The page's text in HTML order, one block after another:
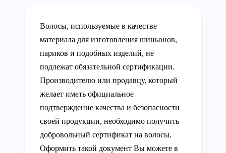
Волосы, используемые в качестве
материала для изготовления шиньонов,
париков и подобных изделий, не
подлежат обязательной сертификации.
Производителю или продавцу, который
желает иметь официальное
подтверждение качества и безопасности
своей продукции, необходимо получить
добровольный сертификат на волосы.
Оформить такой документ Вы можете в